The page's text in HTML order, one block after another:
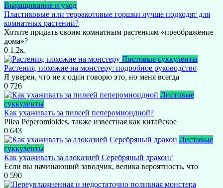
Выращивание и уход
Пластиковые или терракотовые горшки лучше подходят для
комнатных растений?
Хотите придать своим комнатным растениям «преображение
дома»?
0 1.2к.
Листовые суккуленты
Растения, похожие на монстеру: подробное руководство
Я уверен, что не я один говорю это, но меня всегда
0 726
Листовые
суккуленты
Как ухаживать за пилеей пеперомиоидной?
Pilea Peperomioides, также известная как китайское
0 643
Листовые
суккуленты
Как ухаживать за алоказией Серебряный дракон?
Если вы начинающий заводчик, велика вероятность, что
0 590